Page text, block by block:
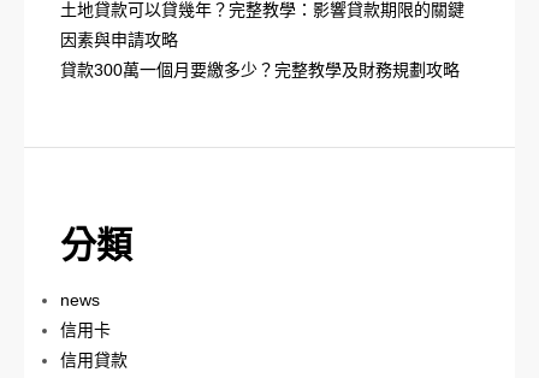
土地貸款可以貸幾年？完整教學：影響貸款期限的關鍵
因素與申請攻略
貸款300萬一個月要繳多少？完整教學及財務規劃攻略
分類
news
信用卡
信用貸款